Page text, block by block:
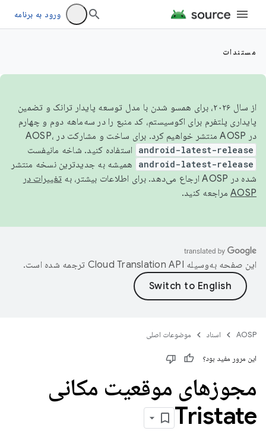
ورود به برنامه
مستندات
از سال ۲۰۲۶، برای همسو شدن با مدل توسعه پایدار ترانک و تضمین
پایداری پلتفرم برای اکوسیستم، کد منبع را در سه‌ماهه دوم و چهارم
در AOSP منتشر خواهیم کرد. برای ساخت و مشارکت در AOSP،
android-latest-release استفاده کنید. شاخه مانیفست
android-latest-release
همیشه به جدیدترین نسخه منتشر
شده در AOSP ارجاع می‌دهد. برای اطلاعات بیشتر، به
تغییرات در
AOSP مراجعه کنید.
این صفحه به‌وسیله ترجمه شده است.
AOSP اسناد موضوعات اصلی
این مرور مفید بود؟
مجوزهای موقعیت مکانی
Tristate